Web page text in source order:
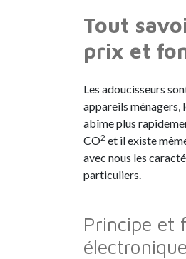
Tout
prix et
Les adoucisseurs
appareils
abîme plus
CO2 et il existe
avec nous les
particuliers.
Principe et
électronique